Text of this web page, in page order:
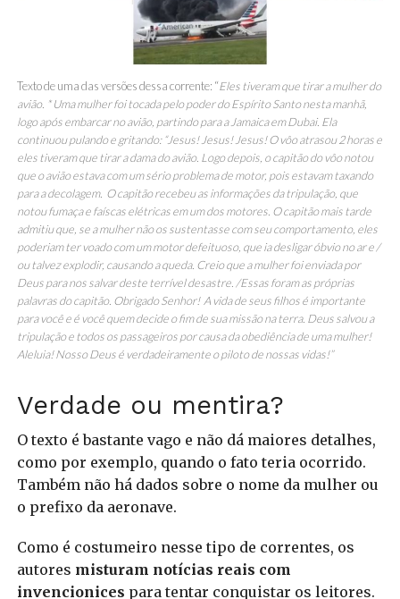
Texto de uma das versões dessa corrente: “Eles tiveram que tirar a mulher do
avião. * Uma mulher foi tocada pelo poder do Espírito Santo nesta manhã,
logo após embarcar no avião, partindo para a Jamaica em Dubai. Ela
continuou pulando e gritando: “Jesus! Jesus! Jesus! O vôo atrasou 2 horas e
eles tiveram que tirar a dama do avião. Logo depois, o capitão do vôo notou
que o avião estava com um sério problema de motor, pois estavam taxando
para a decolagem. O capitão recebeu as informações da tripulação, que
notou fumaça e faíscas elétricas em um dos motores. O capitão mais tarde
admitiu que, se a mulher não os sustentasse com seu comportamento, eles
poderiam ter voado com um motor defeituoso, que ia desligar óbvio no ar e /
ou talvez explodir, causando a queda. Creio que a mulher foi enviada por
Deus para nos salvar deste terrível desastre. /Essas foram as próprias
palavras do capitão. Obrigado Senhor! A vida de seus filhos é importante
para você e é você quem decide o fim de sua missão na terra. Deus salvou a
tripulação e todos os passageiros por causa da obediência de uma mulher!
Aleluia! Nosso Deus é verdadeiramente o piloto de nossas vidas!”
Verdade ou mentira?
O texto é bastante vago e não dá maiores detalhes,
como por exemplo, quando o fato teria ocorrido.
Também não há dados sobre o nome da mulher ou
o prefixo da aeronave.
Como é costumeiro nesse tipo de correntes, os
autores misturam notícias reais com
invencionices para tentar conquistar os leitores.